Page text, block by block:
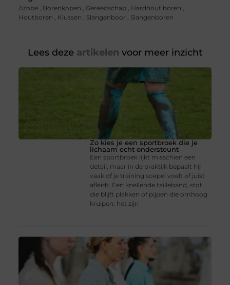
Azobe, Borenkopen , Gereedschap, Hardhout boren ,
Houtboren , Klussen , Slangenboor , Slangenboren
Lees deze artikelen voor meer inzicht
Zo kies je een sportbroek die je
lichaam echt ondersteunt
Een sportbroek lijkt misschien een
detail, maar in de praktijk bepaalt hij
vaak of je training soepel voelt of juist
afleidt. Een knellende tailleband, stof
die blijft plakken of pijpen die omhoog
kruipen: het zijn